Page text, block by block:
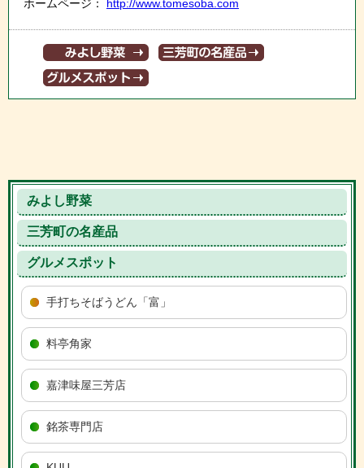
ホームページ： http://www.tomesoba.com
みよし野菜
三芳町の名産品
グルメスポット
手打ちそばうどん「富」
料亭角家
嘉津味屋三芳店
銘茶専門店